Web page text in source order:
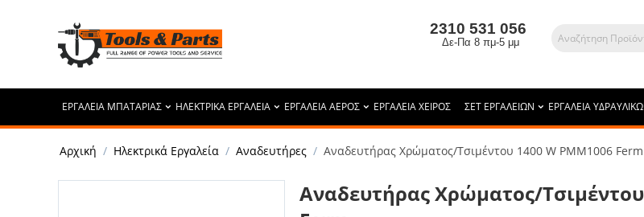
2310 531 056
Δε-Πα 8 πμ-5 μμ
ΕΡΓΑΛΕΙΑ ΜΠΑΤΑΡΙΑΣ ΗΛΕΚΤΡΙΚΑ ΕΡΓΑΛΕΙΑ ΕΡΓΑΛΕΙΑ ΑΕΡΟΣ ΕΡΓΑΛΕΙΑ ΧΕΙΡΟΣ ΣΕΤ ΕΡΓΑΛΕΙΩΝ ΕΡΓΑΛΕΙΑ
Αρχική / Ηλεκτρικά Εργαλεία / Αναδευτήρες / Αναδευτήρας Χρώματος/Τσιμέντου 1400 W PMM1006 Ferm
Αναδευτήρας Χρώματος/